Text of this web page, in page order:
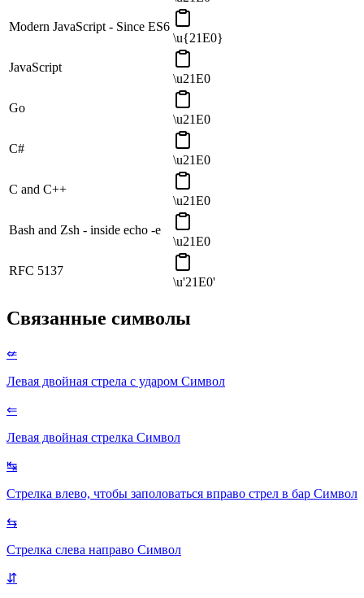
Modern JavaScript - Since ES6
\u{21E0}
JavaScript
\u21E0
Go
\u21E0
C#
\u21E0
C and C++
\u21E0
Bash and Zsh - inside echo -e
\u21E0
RFC 5137
\u'21E0'
Связанные символы
⇍
Левая двойная стрела с ударом Символ
⇐
Левая двойная стрелка Символ
↹
Стрелка влево, чтобы заполоваться вправо стрел в бар Символ
⇆
Стрелка слева направо Символ
⇵